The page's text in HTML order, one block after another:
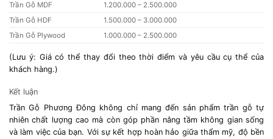
Trần Gỗ MDF
1.200.000 – 2.500.000
Trần Gỗ HDF
1.500.000 – 3.000.000
Trần Gỗ Plywood
1.000.000 – 2.500.000
(Lưu ý: Giá có thể thay đổi theo thời điểm và yêu cầu cụ thể của
khách hàng.)
Kết luận
Trần Gỗ Phương Đông không chỉ mang đến sản phẩm trần gỗ tự
nhiên chất lượng cao mà còn góp phần nâng tầm không gian sống
và làm việc của bạn. Với sự kết hợp hoàn hảo giữa thẩm mỹ, độ bền